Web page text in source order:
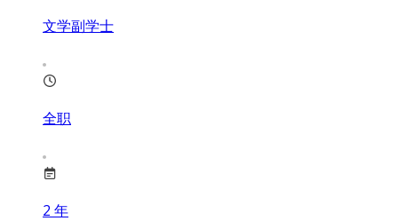
文学副学士
全职
2 年